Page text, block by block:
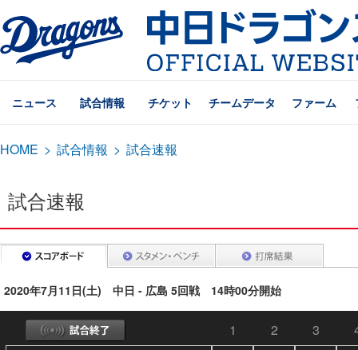
ニュース 試合情報 チケット チームデータ ファーム
HOME > 試合情報 > 試合速報
試合速報
2020年7月11日(土) 中日 - 広島 5回戦 14時00分開始
1 2 3